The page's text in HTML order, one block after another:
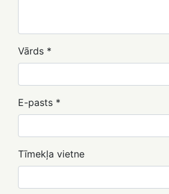
Vārds *
E-pasts *
Tīmekļa vietne